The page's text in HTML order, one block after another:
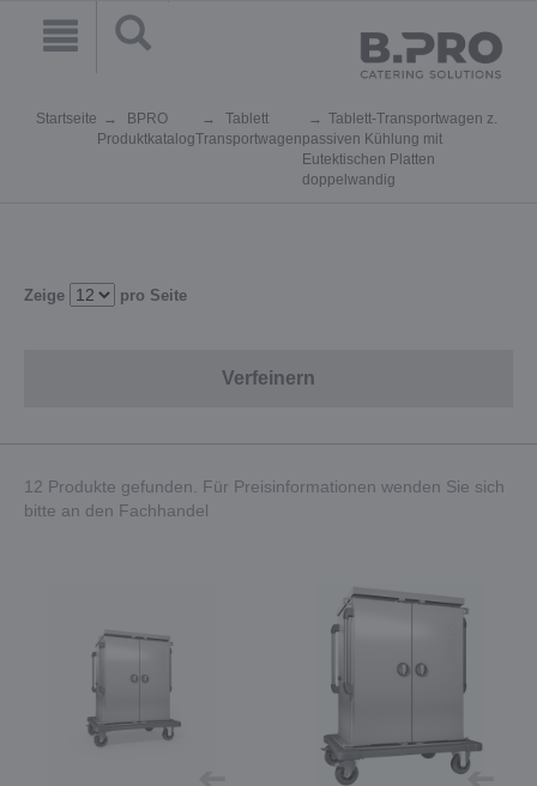
Startseite
BPRO
Produktkatalog
Tablett
Transportwagen
Tablett-Transportwagen z.
passiven Kühlung mit
Eutektischen Platten
doppelwandig
Zeige pro Seite
Verfeinern
12 Produkte gefunden. Für Preisinformationen wenden Sie sich
bitte an den Fachhandel